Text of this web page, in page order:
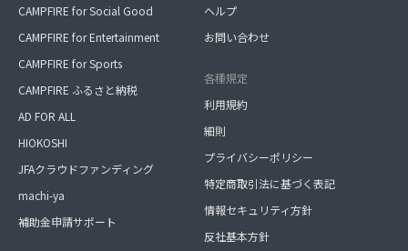
CAMPFIRE for Social Good
CAMPFIRE for Entertainment
CAMPFIRE for Sports
CAMPFIRE ふるさと納税
AD FOR ALL
HIOKOSHI
JFAクラウドファンディング
machi-ya
補助金申請サポート
ヘルプ
お問い合わせ
各種規定
利用規約
細則
プライバシーポリシー
特定商取引法に基づく表記
情報セキュリティ方針
反社基本方針